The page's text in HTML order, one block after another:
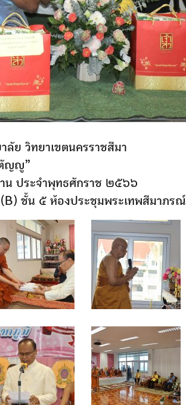
ย วิทยาเขตนครราชสีมา
ญญู”
น ประจำพุทธศักราช ๒๕๖๖
ชั้น ๕ ห้องประชุมพระเทพสีมาภรณ์